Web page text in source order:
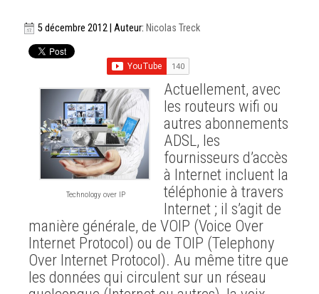
5 décembre 2012 | Auteur: Nicolas Treck
Technology over IP
Actuellement, avec
les routeurs wifi ou
autres abonnements
ADSL, les
fournisseurs d’accès
à Internet incluent la
téléphonie à travers
Internet ; il s’agit de
manière générale, de VOIP (Voice Over
Internet Protocol) ou de TOIP (Telephony
Over Internet Protocol). Au même titre que
les données qui circulent sur un réseau